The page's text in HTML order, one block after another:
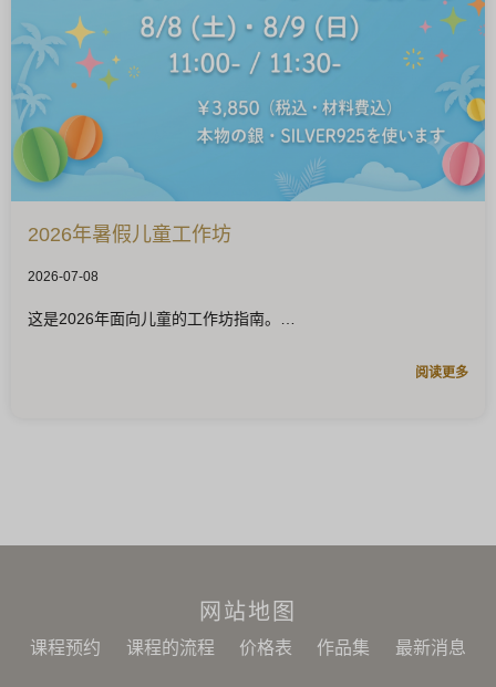
2026年暑假儿童工作坊
2026-07-08
这是2026年面向儿童的工作坊指南。
阅读更多
网站地图
课程预约 课程的流程 价格表 作品集 最新消息